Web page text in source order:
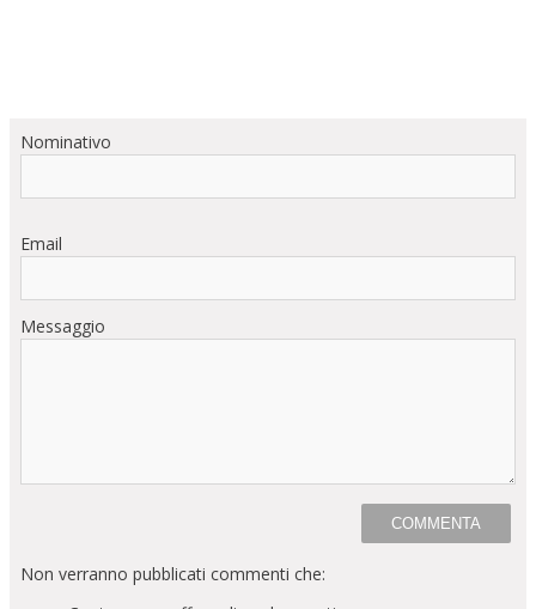
Nominativo
Email
Messaggio
Non verranno pubblicati commenti che: